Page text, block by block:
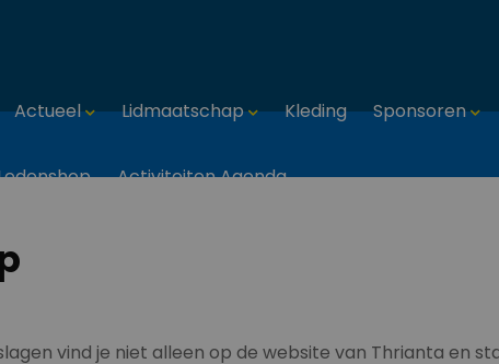
Actueel Lidmaatschap Kleding Sponsoren
Activiteiten Agenda
vind je niet alleen op de website van Thrianta en